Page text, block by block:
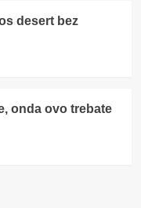
desert bez
onda ovo trebate